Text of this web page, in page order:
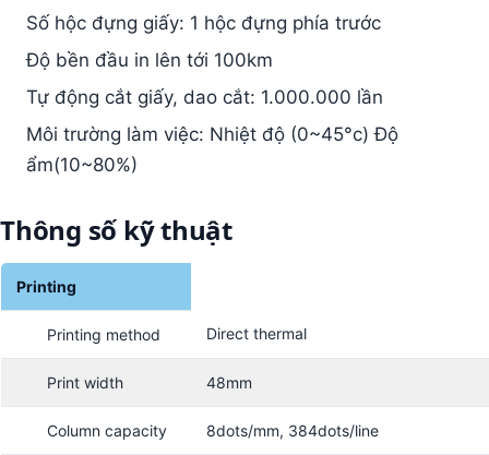
Số hộc đựng giấy: 1 hộc đựng phía trước
Độ bền đầu in lên tới 100km
Tự động cắt giấy, dao cắt: 1.000.000 lần
Môi trường làm việc: Nhiệt độ (0~45°c) Độ
ẩm(10~80%)
Thông số kỹ thuật
Printing
Printing method Direct thermal
Print width 48mm
Column capacity 8dots/mm, 384dots/line